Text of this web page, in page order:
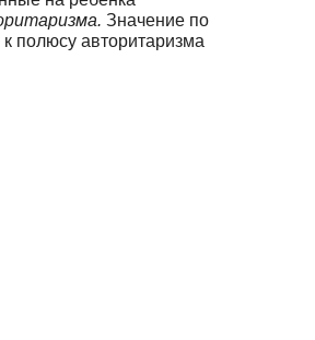
Значение по
полюсу авторитаризма